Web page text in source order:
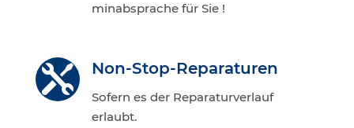
min­ab­spra­che für Sie !
 Non-Stop-Repa­ra­tu­ren
Sofern es der Repa­ra­tur­ver­lauf
erlaubt.